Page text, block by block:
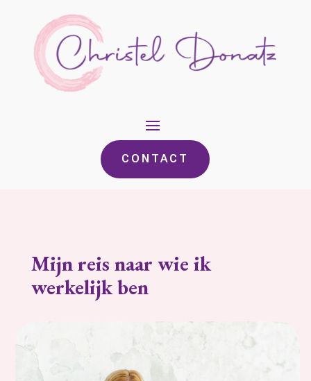
CONTACT
Mijn reis naar wie ik
werkelijk ben